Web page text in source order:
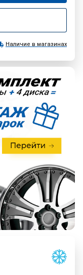
Наличие в магазинах